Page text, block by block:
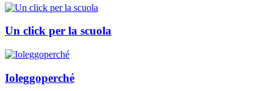
Un click per la scuola
Ioleggoperché